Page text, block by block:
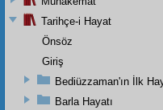
Tarihçe-i Hayat
Önsöz
Giriş
Bediüzzaman'ın İlk
Barla Hayatı